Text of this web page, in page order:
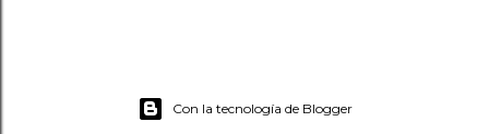
Con la tecnología de Blogger